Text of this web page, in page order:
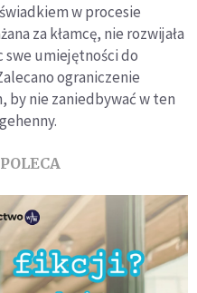
w procesie
za kłamcę, nie rozwijała
umiejętności do
ograniczenie
by nie zaniedbywać w ten